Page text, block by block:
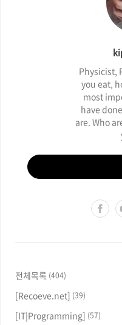
Physicist,
you eat,
most
have
are. Who
전체목록 (404)
[Recoeve.net] (39)
[IT|Programming] (57)